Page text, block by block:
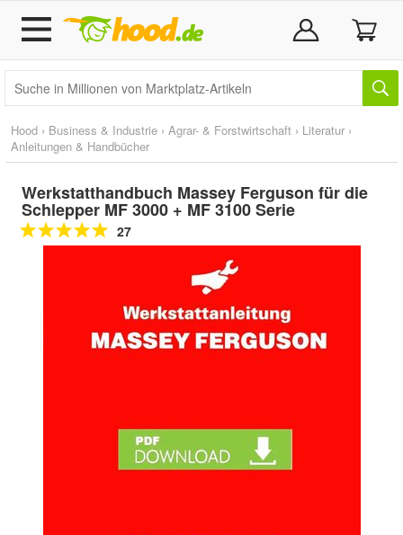
Hood › Business & Industrie › Agrar- & Forstwirtschaft › Literatur ›
Anleitungen & Handbücher
Werkstatthandbuch Massey Ferguson für die
Schlepper MF 3000 + MF 3100 Serie
27